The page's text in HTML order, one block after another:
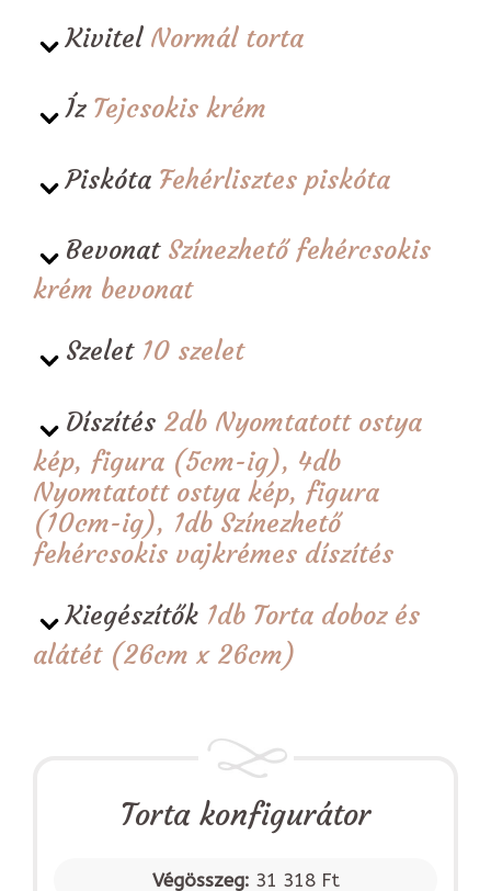
Kivitel Normál torta
Íz Tejcsokis krém
Piskóta Fehérlisztes piskóta
Bevonat Színezhető fehércsokis
krém bevonat
Szelet 10 szelet
Díszítés 2db Nyomtatott ostya
kép, figura (5cm-ig), 4db
Nyomtatott ostya kép, figura
(10cm-ig), 1db Színezhető
fehércsokis vajkrémes díszítés
Kiegészítők 1db Torta doboz és
alátét (26cm x 26cm)
Torta konfigurátor
Végösszeg: 31 318 Ft